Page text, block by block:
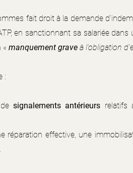
fait droit à la demande
en sanctionnant sa salariée
« manquement grave à l’obligation
:
designalements antérieurs relatifs
réparation effective, une